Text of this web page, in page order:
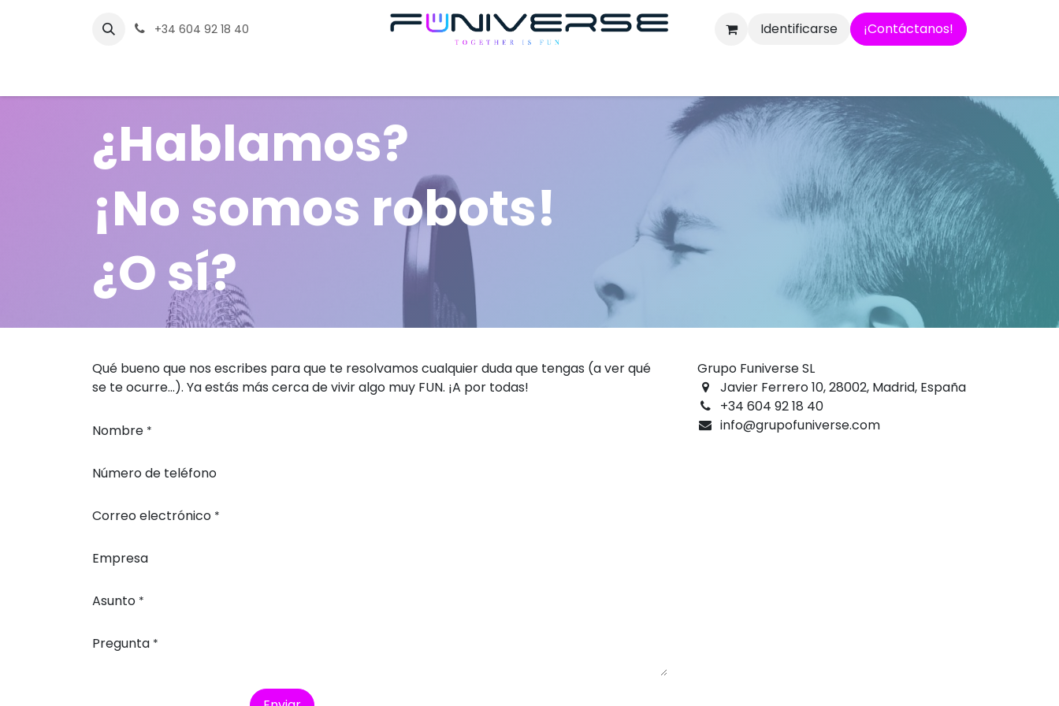
+34 604 92 18 40 Identificarse ¡Contáctanos!
¿Hablamos?
¡No somos robots!
¿O sí?
Qué bueno que nos escribes para que te resolvamos cualquier duda que tengas (a ver qué
se te ocurre...). Ya estás más cerca de vivir algo muy FUN. ¡A por todas!
Nombre *
Número de teléfono
Correo electrónico *
Empresa
Asunto *
Pregunta *
Grupo Funiverse SL
Javier Ferrero 10, 28002, Madrid, España
+34 604 92 18 40
info@grupofuniverse.com